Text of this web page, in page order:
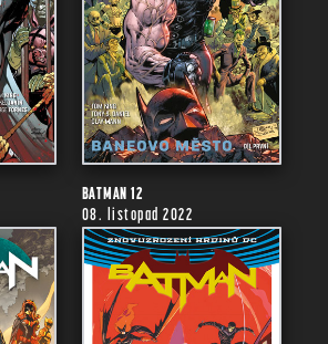
BATMAN 12
08. listopad 2022